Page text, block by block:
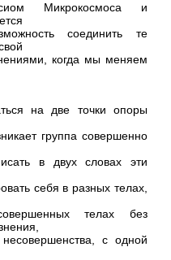
Микрокосмоса и
соединить те
когда мы меняем
на две точки опоры
группа совершенно
в двух словах эти
себя в разных телах,
телах без
с одной